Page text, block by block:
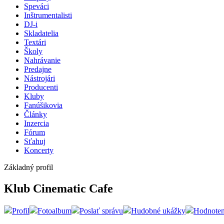
Speváci
Inštrumentalisti
DJ-i
Skladatelia
Textári
Školy
Nahrávanie
Predajne
Nástrojári
Producenti
Kluby
Fanúšikovia
Články
Inzercia
Fórum
Sťahuj
Koncerty
Základný profil
Klub Cinematic Cafe
Profil Fotoalbum Poslať správu Hudobné ukážky